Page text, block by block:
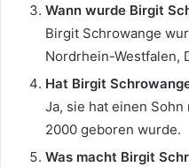
Wann wurde Birgit
Birgit Schrowange
Nordrhein-Westfalen,
Hat Birgit
Ja, sie hat einen Sohn
2000 geboren wurde.
Was macht Birgit